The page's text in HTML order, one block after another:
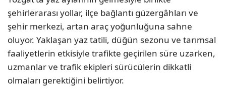
şehirlerarası yollar, ilçe bağlantı güzergâhları ve
şehir merkezi, artan araç yoğunluğuna sahne
oluyor. Yaklaşan yaz tatili, düğün sezonu ve tarımsal
faaliyetlerin etkisiyle trafikte geçirilen süre uzarken,
uzmanlar ve trafik ekipleri sürücülerin dikkatli
olmaları gerektiğini belirtiyor.